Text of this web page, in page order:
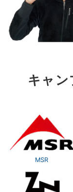
キャン
MSR